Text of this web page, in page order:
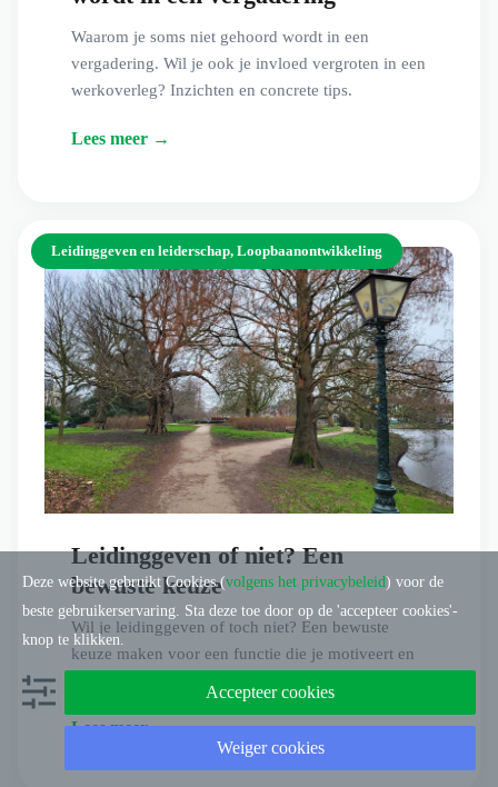
Waarom je soms niet gehoord wordt in een
vergadering. Wil je ook je invloed vergroten in een
werkoverleg? Inzichten en concrete tips.
Lees meer →
Leidinggeven of niet? Een
bewuste keuze
Leidinggeven en leiderschap, Loopbaanontwikkeling
Wil je leidinggeven of toch niet? Een bewuste
keuze maken voor een functie die je motiveert en
Lees meer →
Deze website gebruikt Cookies (volgens het privacybeleid) voor de
beste gebruikerservaring. Sta deze toe door op de 'accepteer cookies'-
knop te klikken.
Accepteer cookies
Weiger cookies